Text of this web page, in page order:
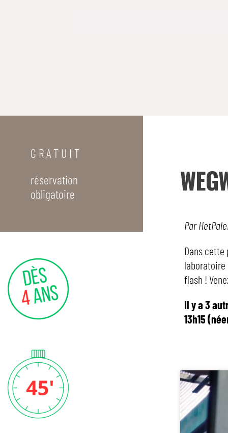
G R A T U I T
réservation
obligatoire
Par
Dans
laboratoire
flash !
Il y a 3
13h15